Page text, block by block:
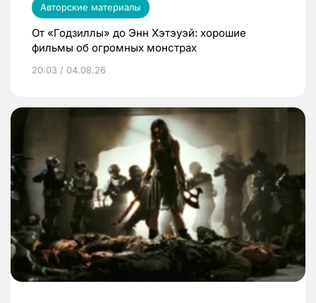
Авторские материалы
От «Годзиллы» до Энн Хэтэуэй: хорошие
фильмы об огромных монстрах
20:03 / 04.08.26